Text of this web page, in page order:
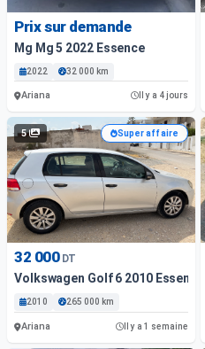
Prix sur demande
Mg Mg 5 2022 Essence
2022 32 000 km
Ariana Il y a 4 jours
5 Super affaire
32 000 DT
Volkswagen Golf 6 2010 Essence
2010 265 000 km
Ariana Il y a 1 semaine